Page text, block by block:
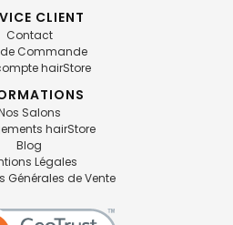
CLIENT
Contact
de Commande
hairStore
Salons
hairStore
Blog
Légales
Générales de Vente